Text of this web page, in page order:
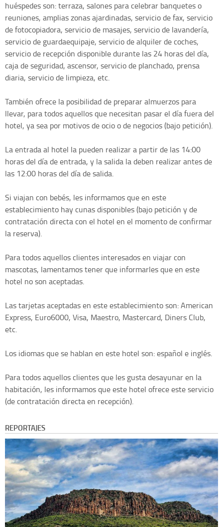
huéspedes son: terraza, salones para celebrar banquetes o
reuniones, amplias zonas ajardinadas, servicio de fax, servicio
de fotocopiadora, servicio de masajes, servicio de lavandería,
servicio de guardaequipaje, servicio de alquiler de coches,
servicio de recepción disponible durante las 24 horas del día,
caja de seguridad, ascensor, servicio de planchado, prensa
diaria, servicio de limpieza, etc.
También ofrece la posibilidad de preparar almuerzos para
llevar, para todos aquellos que necesitan pasar el día fuera del
hotel, ya sea por motivos de ocio o de negocios (bajo petición).
La entrada al hotel la pueden realizar a partir de las 14:00
horas del día de entrada, y la salida la deben realizar antes de
las 12:00 horas del día de salida.
Si viajan con bebés, les informamos que en este
establecimiento hay cunas disponibles (bajo petición y de
contratación directa con el hotel en el momento de confirmar
la reserva).
Para todos aquellos clientes interesados en viajar con
mascotas, lamentamos tener que informarles que en este
hotel no son aceptadas.
Las tarjetas aceptadas en este establecimiento son: American
Express, Euro6000, Visa, Maestro, Mastercard, Diners Club,
etc.
Los idiomas que se hablan en este hotel son: español e inglés.
Para todos aquellos clientes que les gusta desayunar en la
habitación, les informamos que este hotel ofrece este servicio
(de contratación directa en recepción).
REPORTAJES